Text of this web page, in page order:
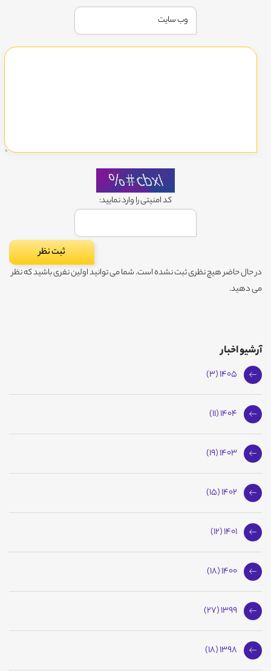
کد امنیتی را وارد نمایید:
در حال حاضر هیچ نظری ثبت نشده است. شما می توانید اولین نفری باشید که نظر
می دهید.
آرشیو اخبار
1405 (3)
1404 (11)
1403 (19)
1402 (15)
1401 (12)
1400 (18)
1399 (27)
1398 (18)